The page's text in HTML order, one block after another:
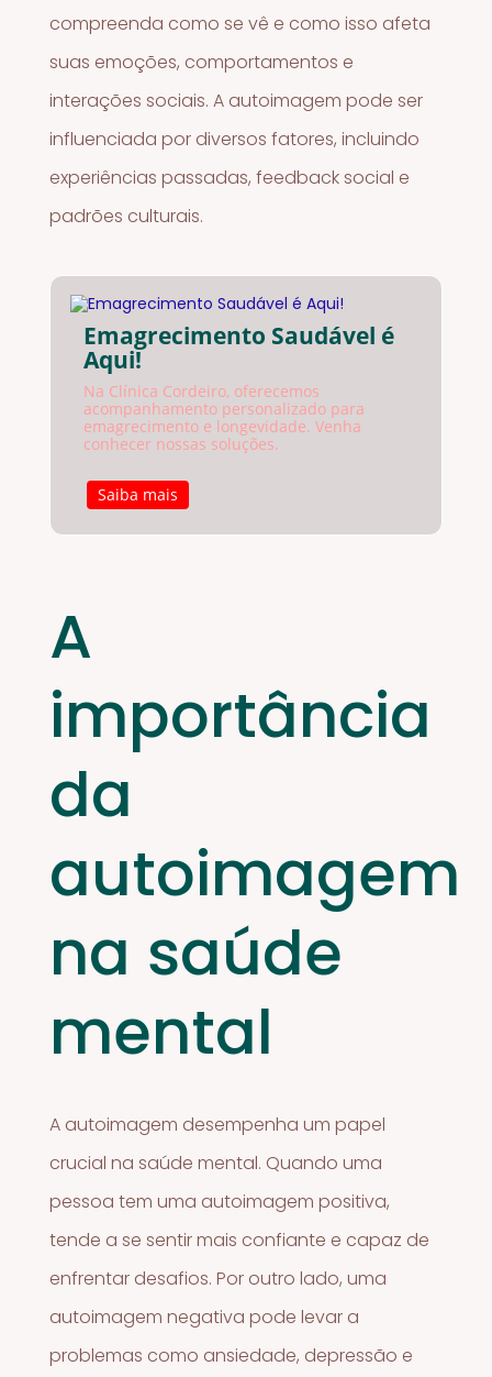
compreenda como se vê e como isso afeta
suas emoções, comportamentos e
interações sociais. A autoimagem pode ser
influenciada por diversos fatores, incluindo
experiências passadas, feedback social e
padrões culturais.
Emagrecimento Saudável é
Aqui!
Na Clínica Cordeiro, oferecemos
acompanhamento personalizado para
emagrecimento e longevidade. Venha
conhecer nossas soluções.
Saiba mais
A
importância
da
autoimagem
na saúde
mental
A autoimagem desempenha um papel
crucial na saúde mental. Quando uma
pessoa tem uma autoimagem positiva,
tende a se sentir mais confiante e capaz de
enfrentar desafios. Por outro lado, uma
autoimagem negativa pode levar a
problemas como ansiedade, depressão e